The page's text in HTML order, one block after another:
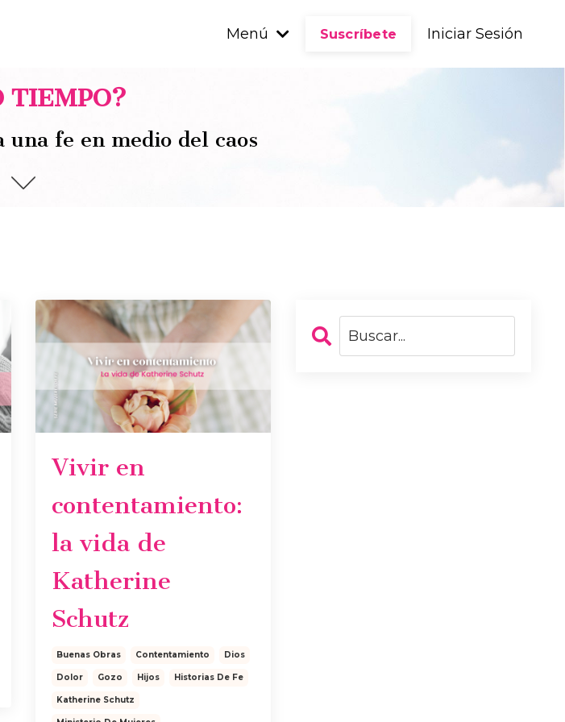
Menú Suscríbete Iniciar Sesión
TIEMPO?
fe en medio del caos
Vivir en
contentamiento:
la vida de
Katherine
Schutz
Buenas Obras Contentamiento Dios
Dolor Gozo Hijos Historias De Fe
Katherine Schutz